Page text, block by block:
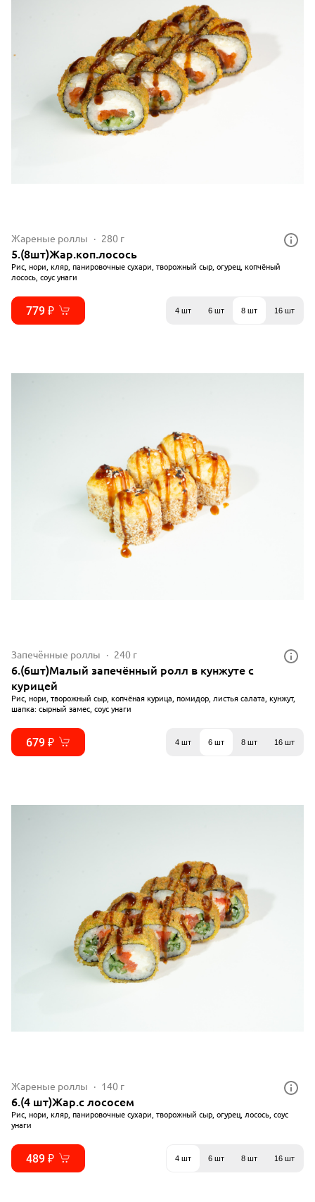
Жареные роллы 280 г
5.(8шт)Жар.коп.лосось
Рис, нори, кляр, панировочные сухари, творожный сыр, огурец, копчёный
лосось, соус унаги
779 ₽ 4 шт 6 шт 8 шт 16 шт
Запечённые роллы 240 г
6.(6шт)Малый запечённый ролл в кунжуте с
курицей
Рис, нори, творожный сыр, копчёная курица, помидор, листья салата, кунжут,
шапка: сырный замес, соус унаги
679 ₽ 4 шт 6 шт 8 шт 16 шт
Жареные роллы 140 г
6.(4 шт)Жар.с лососем
Рис, нори, кляр, панировочные сухари, творожный сыр, огурец, лосось, соус
унаги
489 ₽ 4 шт 6 шт 8 шт 16 шт